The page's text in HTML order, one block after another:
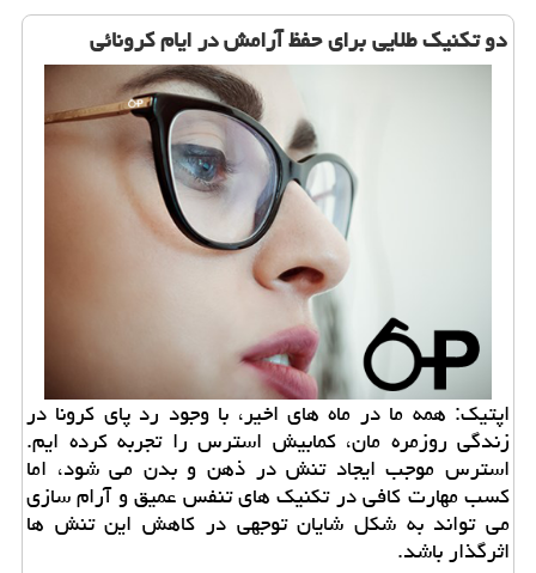
دو تكنیك طلایی برای حفظ آرامش در ایام كرونائی
اپتیک: همه ما در ماه های اخیر، با وجود رد پای کرونا در
زندگی روزمره مان، کمابیش استرس را تجربه کرده ایم.
استرس موجب ایجاد تنش در ذهن و بدن می شود، اما
کسب مهارت کافی در تکنیک های تنفس عمیق و آرام سازی
می تواند به شکل شایان توجهی در کاهش این تنش ها
اثرگذار باشد.